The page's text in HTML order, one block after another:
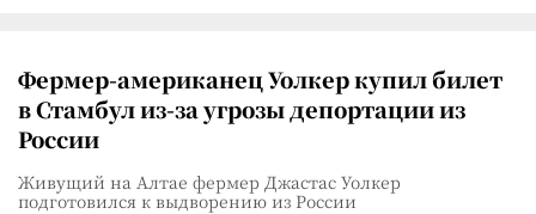
Фермер-американец Уолкер купил билет
в Стамбул из-за угрозы депортации из
России
Живущий на Алтае фермер Джастас Уолкер
подготовился к выдворению из России